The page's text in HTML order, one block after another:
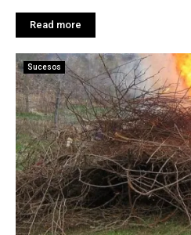
Read more
Sucesos